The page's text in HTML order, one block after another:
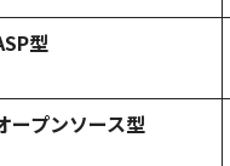
型
ープンソース型